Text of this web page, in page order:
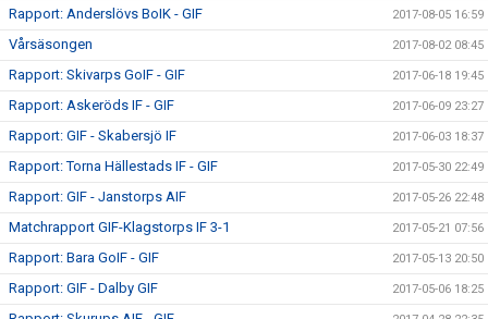
Rapport: Anderslövs BoIK - GIF 2017-08-05 16:59
Vårsäsongen 2017-08-02 08:45
Rapport: Skivarps GoIF - GIF 2017-06-18 19:45
Rapport: Askeröds IF - GIF 2017-06-09 23:27
Rapport: GIF - Skabersjö IF 2017-06-03 18:37
Rapport: Torna Hällestads IF - GIF 2017-05-30 22:49
Rapport: GIF - Janstorps AIF 2017-05-26 22:48
Matchrapport GIF-Klagstorps IF 3-1 2017-05-21 07:56
Rapport: Bara GoIF - GIF 2017-05-13 20:50
Rapport: GIF - Dalby GIF 2017-05-06 18:25